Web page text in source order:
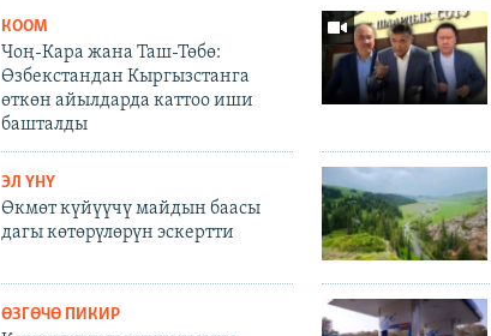
КООМ
Чоң-Кара жана Таш-Төбө:
Өзбекстандан Кыргызстанга
өткөн айылдарда каттоо иши
башталды
ЭЛ ҮНҮ
Өкмөт күйүүчү майдын баасы
дагы көтөрүлөрүн эскертти
ӨЗГӨЧӨ ПИКИР